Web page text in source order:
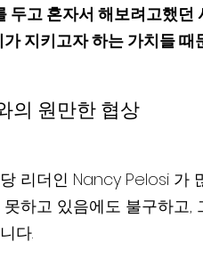
지키고자 하는 가치들 때
원만한 협상
리더인 Nancy Pelosi 가
하고 있음에도 불구하고
다.